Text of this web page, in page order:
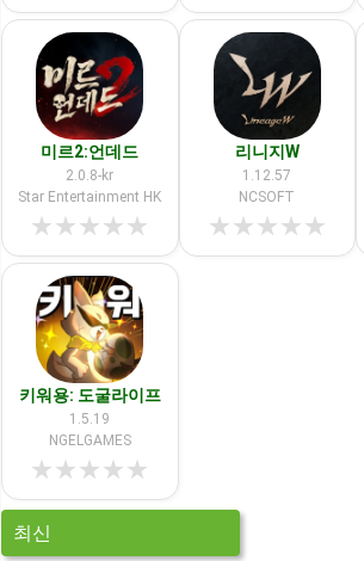
미르2:언데드
2.0.8-kr
Star Entertainment HK
★★★★★
리니지W
1.12.57
NCSOFT
★★★★★
키워용: 도굴라이프
1.5.19
NGELGAMES
★★★★★
최신